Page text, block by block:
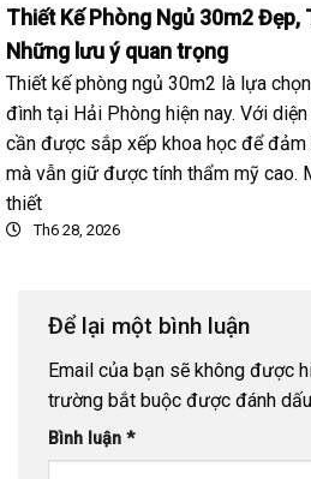
Thiết Kế Phòng Ngủ 30m2 Đẹp,
Những lưu ý quan trọng
Thiết kế phòng ngủ 30m2 là lựa
đình tại Hải Phòng hiện nay. Với
cần được sắp xếp khoa học để
mà vẫn giữ được tính thẩm mỹ cao.
thiết
Th6 28, 2026
Để lại một bình luận
Email của bạn sẽ không được
trường bắt buộc được đánh dấu
Bình luận *